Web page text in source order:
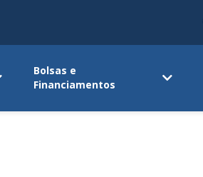
Bolsas e
Financiamentos